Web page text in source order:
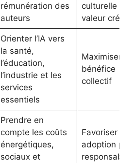
rémunération des
auteurs
culturelle et
valeur
Orienter l’IA vers
la santé,
l’éducation,
l’industrie et les
services
essentiels
Maximiser le
bénéfice
collectif
Prendre en
compte les coûts
énergétiques,
sociaux et
Favoriser une
adoption plus
responsable